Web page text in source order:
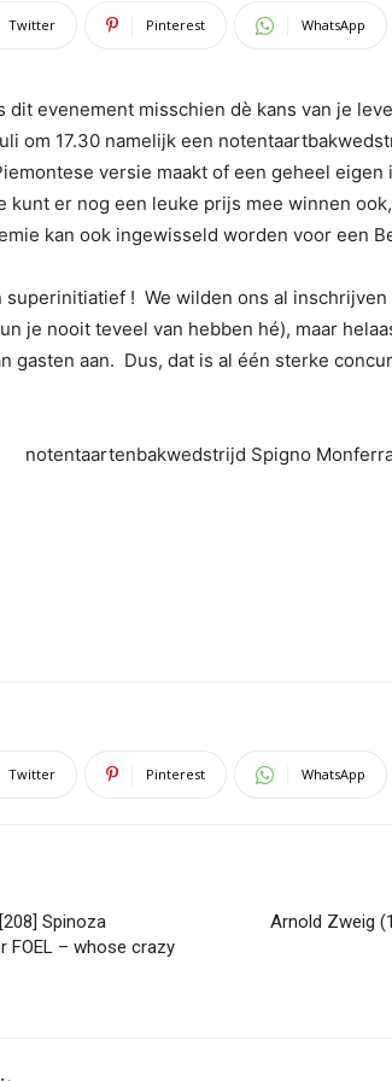
Twitter Pinterest WhatsApp
dit evenement misschien dè kans van je
om 17.30 namelijk een
versie maakt of een geheel eigen
kunt er nog een leuke prijs mee winnen
kan ook ingewisseld worden voor een
superinitiatief ! We wilden ons al
je nooit teveel van hebben hé), maar
gasten aan. Dus, dat is al één sterke
Twitter Pinterest WhatsApp
Spinoza
FOEL – whose crazy
Arnold Zweig